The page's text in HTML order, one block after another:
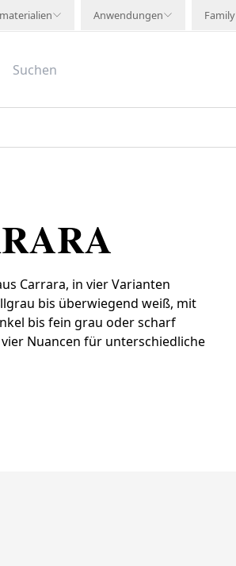
Anwendungen Family
Carrara, in vier Varianten
bis überwiegend weiß, mit
bis fein grau oder scharf
Nuancen für unterschiedliche